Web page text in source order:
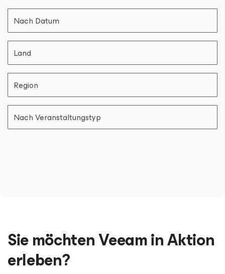
Nach Datum
Land
Region
Nach Veranstaltungstyp
Sie möchten Veeam in Aktion
erleben?